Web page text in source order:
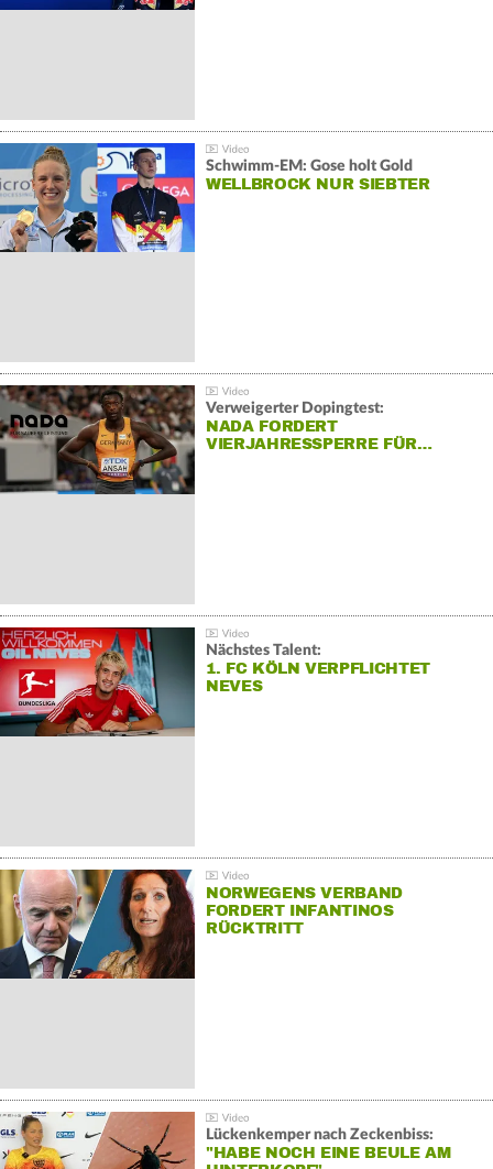
Schwimm-EM: Gose holt Gold
WELLBROCK NUR SIEBTER
Verweigerter Dopingtest:
NADA FORDERT
VIERJAHRESSPERRE FÜR…
Nächstes Talent:
1. FC KÖLN VERPFLICHTET
NEVES
NORWEGENS VERBAND
FORDERT INFANTINOS
RÜCKTRITT
Lückenkemper nach Zeckenbiss:
"HABE NOCH EINE BEULE AM